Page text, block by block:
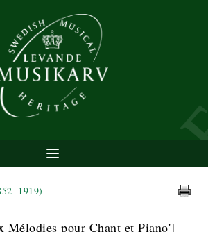
pour Chant et Piano']